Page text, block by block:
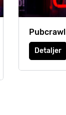
Pubcrawl
Detaljer